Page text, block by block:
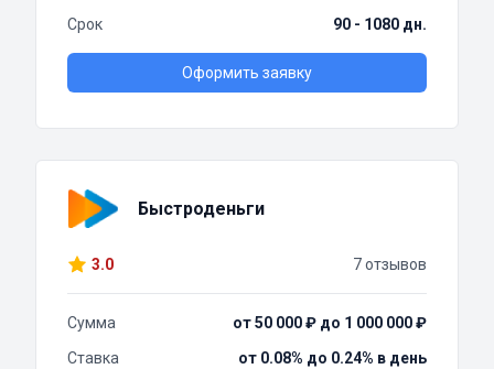
Срок
90 - 1080 дн.
Оформить заявку
Быстроденьги
3.0 7 отзывов
Сумма
от 50 000 ₽ до 1 000 000 ₽
Ставка
от 0.08% до 0.24% в день